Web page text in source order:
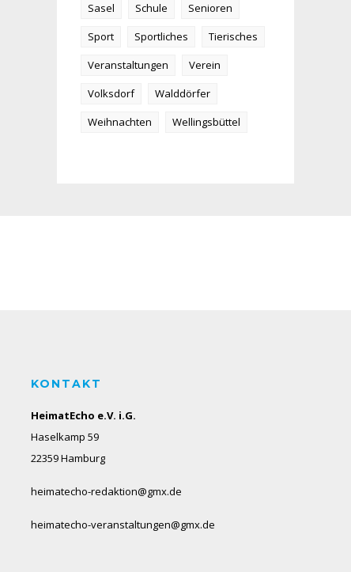
Sasel
Schule
Senioren
Sport
Sportliches
Tierisches
Veranstaltungen
Verein
Volksdorf
Walddörfer
Weihnachten
Wellingsbüttel
KONTAKT
HeimatEcho e.V. i.G.
Haselkamp 59
22359 Hamburg
heimatecho-redaktion@gmx.de
heimatecho-veranstaltungen@gmx.de